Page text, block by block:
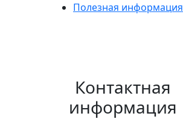
Полезная информация
Контактная
информация